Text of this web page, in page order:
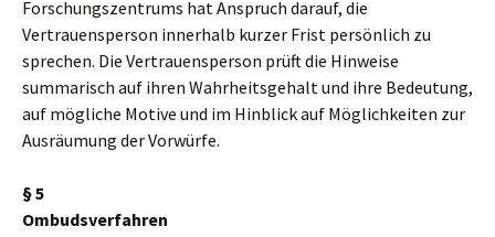
Forschungszentrums hat Anspruch darauf, die
Vertrauensperson innerhalb kurzer Frist persönlich zu
sprechen. Die Vertrauensperson prüft die Hinweise
summarisch auf ihren Wahrheitsgehalt und ihre Bedeutung,
auf mögliche Motive und im Hinblick auf Möglichkeiten zur
Ausräumung der Vorwürfe.
§ 5
Ombudsverfahren